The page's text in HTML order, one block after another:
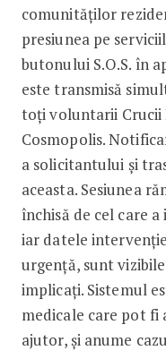
comunităților
presiunea pe
butonului S.O.S. în
este transmisă
toți voluntarii Crucii
Cosmopolis.
a solicitantului și
aceasta. Sesiunea
închisă de cel care
iar datele
urgență, sunt
implicați. Sistemul
medicale care pot
ajutor, și anume